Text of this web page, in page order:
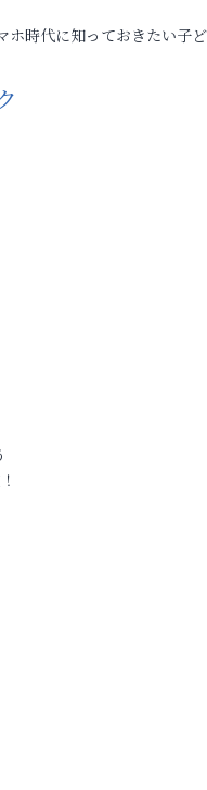
ホ時代に知っておきたい子